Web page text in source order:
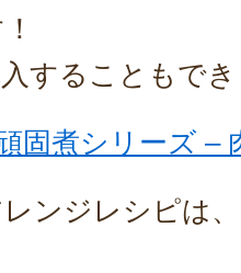
することもで
固煮シリーズ –
ンジレシピは、